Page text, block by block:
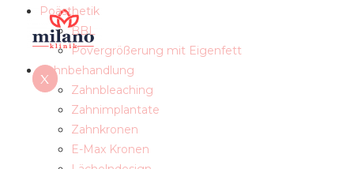
X
Poästhetik
BBL
Povergrößerung mit Eigenfett
Zahnbehandlung
Zahnbleaching
Zahnimplantate
Zahnkronen
E-Max Kronen